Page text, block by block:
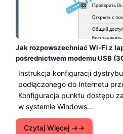
Jak rozpowszechniać Wi-Fi z
pośrednictwem modemu USB
Instrukcja konfiguracji
podłączonego do Internetu
Konfiguracja punktu dostępu
w systemie Windows...
Czytaj Więcej →